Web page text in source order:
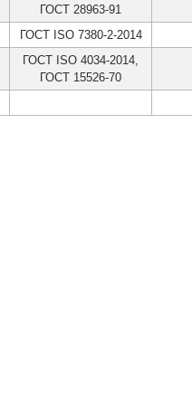
ГОСТ 28963-91
ГОСТ ISO 7380-2-2014
ГОСТ ISO 4034-2014,
ГОСТ 15526-70